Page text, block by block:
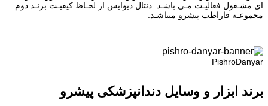
ای مشـغول فعالیـت مـی باشـد. دنتال دیوایس از لحـاظ کیفیـت برنـد دوم
مجموعـه فاراطب پیشرو میباشـد.
PishroDanyar
برند ابزار و وسایل دندانپزشکی پیشرو